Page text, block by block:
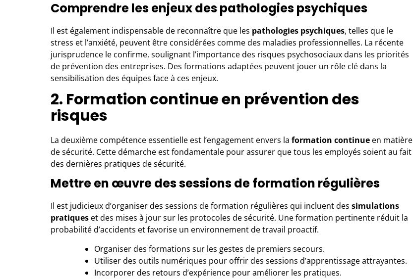
Comprendre les enjeux des pathologies psychiques
Il est également indispensable de reconnaître que les pathologies psychiques, telles que le
stress et l’anxiété, peuvent être considérées comme des maladies professionnelles. La récente
jurisprudence le confirme, soulignant l’importance des risques psychosociaux dans les priorités
de prévention des entreprises. Des formations adaptées peuvent jouer un rôle clé dans la
sensibilisation des équipes face à ces enjeux.
2. Formation continue en prévention des
risques
La deuxième compétence essentielle est l’engagement envers la formation continue en matière
de sécurité. Cette démarche est fondamentale pour assurer que tous les employés soient au fait
des dernières pratiques de sécurité.
Mettre en œuvre des sessions de formation régulières
Il est judicieux d’organiser des sessions de formation régulières qui incluent des simulations
pratiques et des mises à jour sur les protocoles de sécurité. Une formation pertinente réduit la
probabilité d’accidents et favorise un environnement de travail proactif.
Organiser des formations sur les gestes de premiers secours.
Utiliser des outils numériques pour offrir des sessions d’apprentissage attrayantes.
Incorporer des retours d’expérience pour améliorer les pratiques.